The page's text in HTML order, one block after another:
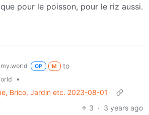
pour le poisson, pour le riz aussi.
OP M
to
•
Brico, Jardin etc. 2023-08-01
3 · 3 years ago